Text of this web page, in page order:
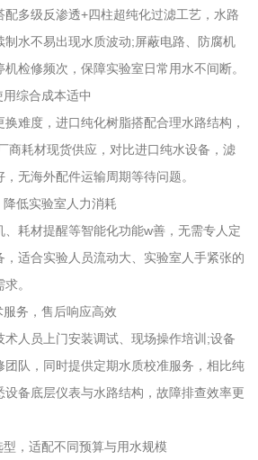
多级反渗透+四柱超纯化过滤工艺，水路
制水不易出现水质波动;屏蔽电路、防腐机
检修频次，保障实验室日常用水不间断。
综合成本适中
度，进口纯化树脂搭配合理水路结构，
商耗材现货供应，对比进口纯水设备，滤
无海外配件运输周期等待问题。
低实验室人力消耗
耗材提醒等智能化功能w善，无需专人定
，适合实验人员流动大、实验室人手紧张的
。
务，售后响应高效
人员上门安装调试、现场操作培训;设备
团队，同时提供定期水质校准服务，相比纯
备底层仪表与水路结构，故障排查效率更
，适配不同预算与用水规模